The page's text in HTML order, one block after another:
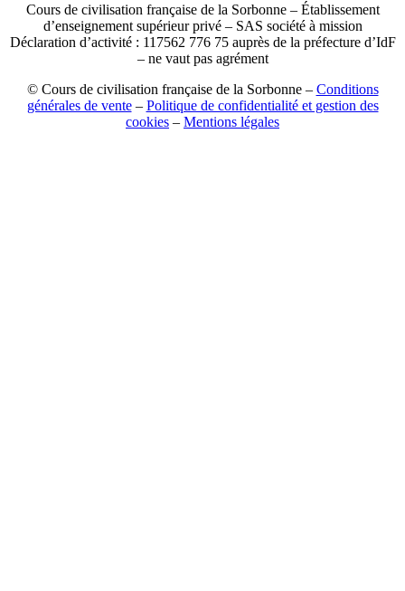
Cours de civilisation française de la Sorbonne – Établissement
d’enseignement supérieur privé – SAS société à mission
Déclaration d’activité : 117562 776 75 auprès de la préfecture d’IdF
– ne vaut pas agrément
© Cours de civilisation française de la Sorbonne – Conditions
générales de vente– Politique de confidentialité et gestion des
cookies – Mentions légales